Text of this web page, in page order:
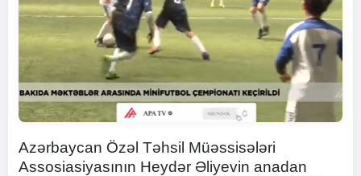
Azərbaycan Özəl Təhsil Müəssisələri
Assosiasiyasının Heydər Əliyevin anadan